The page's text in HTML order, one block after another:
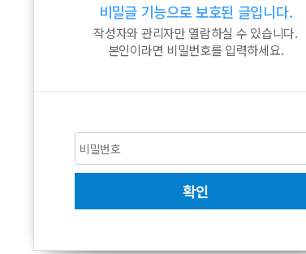
비밀글 기능으로 보호된 글입니다.
작성자와 관리자만 열람하실 수 있습니다.
본인이라면 비밀번호를 입력하세요.